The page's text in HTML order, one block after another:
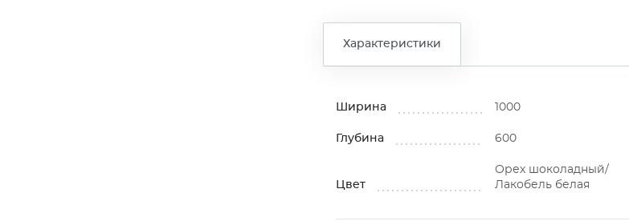
Характеристики
Ширина 1000
Глубина 600
Цвет
Орех шоколадный/
Лакобель белая